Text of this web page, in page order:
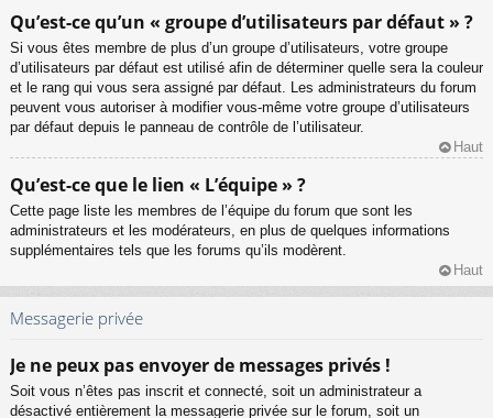
Qu’est-ce qu’un « groupe d’utilisateurs par défaut » ?
Si vous êtes membre de plus d’un groupe d’utilisateurs, votre groupe
d’utilisateurs par défaut est utilisé afin de déterminer quelle sera la couleur
et le rang qui vous sera assigné par défaut. Les administrateurs du forum
peuvent vous autoriser à modifier vous-même votre groupe d’utilisateurs
par défaut depuis le panneau de contrôle de l’utilisateur.
Haut
Qu’est-ce que le lien « L’équipe » ?
Cette page liste les membres de l’équipe du forum que sont les
administrateurs et les modérateurs, en plus de quelques informations
supplémentaires tels que les forums qu’ils modèrent.
Haut
Messagerie privée
Je ne peux pas envoyer de messages privés !
Soit vous n’êtes pas inscrit et connecté, soit un administrateur a
désactivé entièrement la messagerie privée sur le forum, soit un